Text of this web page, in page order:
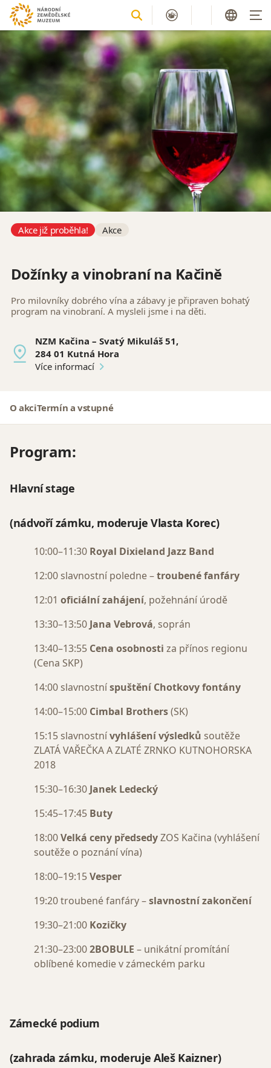
Akce již proběhla! Akce
Dožínky a vinobraní na Kačině
Pro milovníky dobrého vína a zábavy je připraven bohatý
program na vinobraní. A mysleli jsme i na děti.
NZM Kačina – Svatý Mikuláš 51,
284 01 Kutná Hora
Více informací
O akciTermín a vstupné
Program:
Hlavní stage
(nádvoří zámku, moderuje Vlasta Korec)
10:00–11:30 Royal Dixieland Jazz Band
12:00 slavnostní poledne –troubené fanfáry
12:01 oficiální zahájení, požehnání úrodě
13:30–13:50 Jana Vebrová, soprán
13:40–13:55 Cena osobnosti za přínos regionu
(Cena SKP)
14:00 slavnostníspuštění Chotkovy fontány
14:00–15:00 Cimbal Brothers(SK)
15:15 slavnostnívyhlášení výsledků soutěže
ZLATÁ VAŘEČKA A ZLATÉ ZRNKO KUTNOHORSKA
2018
15:30–16:30 Janek Ledecký
15:45–17:45 Buty
18:00Velká ceny předsedyZOS Kačina (vyhlášení
soutěže o poznání vína)
18:00–19:15Vesper
19:20 troubené fanfáry –slavnostní zakončení
19:30–21:00 Kozičky
21:30–23:002BOBULE – unikátní promítání
oblíbené komedie v zámeckém parku
Zámecké podium
(zahrada zámku, moderuje Aleš Kaizner)